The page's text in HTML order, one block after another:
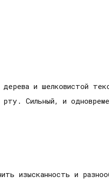
и шелковистой
Сильный, и
изысканность и